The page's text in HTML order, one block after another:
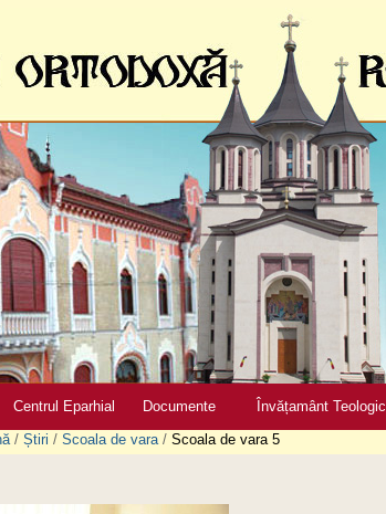
Centrul Eparhial Documente Învățamânt Teologic
/ Știri / Scoala de vara / Scoala de vara 5